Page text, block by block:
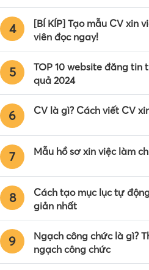
4
[BÍ KÍP] Tạo mẫu CV xin
viên đọc ngay!
5
TOP 10 website đăng tin
quả 2024
6 CV là gì? Cách viết CV
7 Mẫu hồ sơ xin việc làm
8
Cách tạo mục lục tự
giản nhất
9
Ngạch công chức là gì?
ngạch công chức